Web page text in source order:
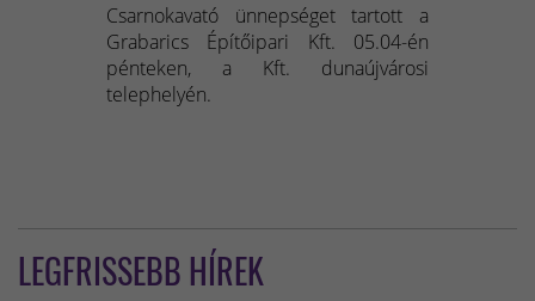
Csarnokavató ünnepséget tartott a
Grabarics Építőipari Kft. 05.04-én
pénteken, a Kft. dunaújvárosi
telephelyén.
LEGFRISSEBB HÍREK